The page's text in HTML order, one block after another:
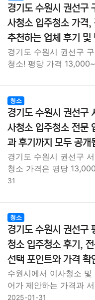
경기도 수원시 권선구
사청소 입주청소 가격,
추천하는 업체 후기 및
경기도 수원시 권선구
청소! 평당 가격
청소
경기도 수원시 권선구
사청소 입주청소 전문
과 후기까지 모두 공개
경기도 수원시 권선구
청소 가격은 평당
31
청소
경기도 수원시 권선구
청소 입주청소 후기, 전
선택 포인트와 가격 확
수원시에서 이사청소
어가 제안하는 가격과
2025-01-31